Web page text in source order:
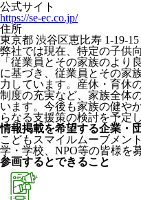
公式サイト
https://se-ec.co.jp/
住所
東京都 渋谷区恵比寿 1-19-
弊社では現在、特定の子供
「従業員とその家族のより
に基づき、従業員とその家
力しています。産休・育休
制度の充実など、家族全体
います。今後も家族の健や
らなる支援策の検討を予定
情報掲載を希望する企業・
こどもスマイルムーブメン
学・学校、NPO等の皆様を
参画するとできること